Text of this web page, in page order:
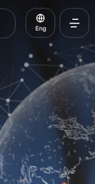
Eng
전체
열기